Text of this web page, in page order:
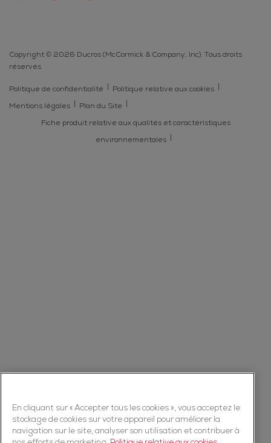
Copyright © 2026 Ducros (McCormick & Company, Inc). Tous droits
réservés
Politique de confidentialité
Politique relative aux cookies
Mentions légales
Plan du Site
Fiche produit relative aux qualités et caractéristiques
environnementales
En cliquant sur « Accepter tous les cookies », vous acceptez le
stockage de cookies sur votre appareil pour améliorer la
navigation sur le site, analyser son utilisation et contribuer à